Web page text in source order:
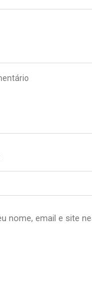
nome, email e site